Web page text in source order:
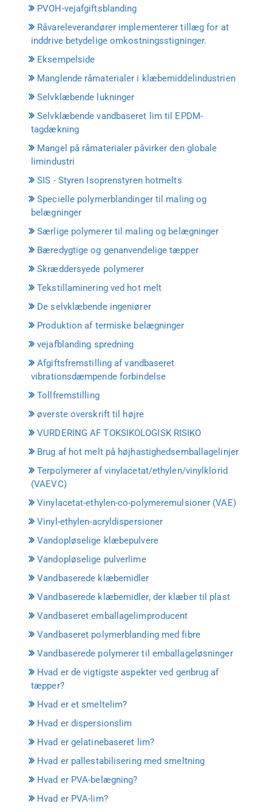
PVOH-vejafgiftsblanding
Råvareleverandører implementerer tillæg for at
inddrive betydelige omkostningsstigninger.
Eksempelside
Manglende råmaterialer i klæbemiddelindustrien
Selvklæbende lukninger
Selvklæbende vandbaseret lim til EPDM-
tagdækning
Mangel på råmaterialer påvirker den globale
limindustri
SIS - Styren Isoprenstyren hotmelts
Specielle polymerblandinger til maling og
belægninger
Særlige polymerer til maling og belægninger
Bæredygtige og genanvendelige tæpper
Skræddersyede polymerer
Tekstillaminering ved hot melt
De selvklæbende ingeniører
Produktion af termiske belægninger
vejafblanding spredning
Afgiftsfremstilling af vandbaseret
vibrationsdæmpende forbindelse
Tollfremstilling
øverste overskrift til højre
VURDERING AF TOKSIKOLOGISK RISIKO
Brug af hot melt på højhastighedsemballagelinjer
Terpolymerer af vinylacetat/ethylen/vinylklorid
(VAEVC)
Vinylacetat-ethylen-co-polymeremulsioner (VAE)
Vinyl-ethylen-acryldispersioner
Vandopløselige klæbepulvere
Vandopløselige pulverlime
Vandbaserede klæbemidler
Vandbaserede klæbemidler, der klæber til plast
Vandbaseret emballagelimproducent
Vandbaseret polymerblanding med fibre
Vandbaserede polymerer til emballageløsninger
Hvad er de vigtigste aspekter ved genbrug af
tæpper?
Hvad er et smeltelim?
Hvad er dispersionslim
Hvad er gelatinebaseret lim?
Hvad er pallestabilisering med smeltning
Hvad er PVA-belægning?
Hvad er PVA-lim?